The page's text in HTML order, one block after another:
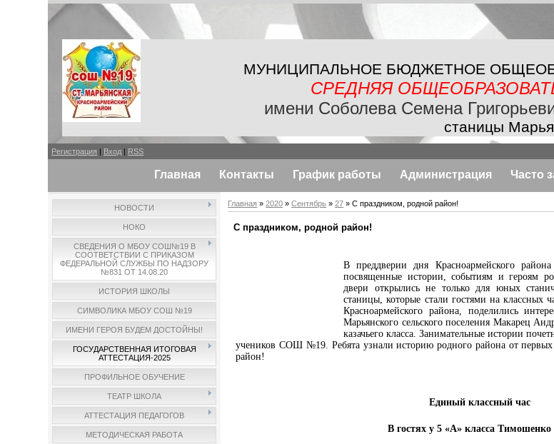
МУНИЦИПАЛЬНОЕ БЮДЖЕТНОЕ
СРЕДНЯЯ
имени Соболева Семена
станицы
Регистрация | Вход | RSS
Главная Контакты График работы Администрация Часто
НОВОСТИ
НОКО
СВЕДЕНИЯ О МБОУ СОШ№19 В
СООТВЕТСТВИИ С ПРИКАЗОМ
ФЕДЕРАЛЬНОЙ СЛУЖБЫ ПО НАДЗОРУ
№831 ОТ 14.08.20
ИСТОРИЯ ШКОЛЫ
СИМВОЛИКА МБОУ СОШ №19
ИМЕНИ ГЕРОЯ БУДЕМ ДОСТОЙНЫ!
ГОСУДАРСТВЕННАЯ ИТОГОВАЯ
АТТЕСТАЦИЯ-2025
ПРОФИЛЬНОЕ ОБУЧЕНИЕ
ТЕАТР ШКОЛА
АТТЕСТАЦИЯ ПЕДАГОГОВ
МЕТОДИЧЕСКАЯ РАБОТА
Главная »2020 » Сентябрь » 27 » С праздником, родной район!
С праздником, родной район!
В преддверии дня Красноармейского
посвященные истории, событиям и героям
двери открылись не только для юных
станицы, которые стали гостями на классных
Красноармейского района, поделились
Марьянского сельского поселения Макарец
казачьего класса. Занимательные истории
учеников СОШ №19. Ребята узнали историю родного района от
район!
Единый классный час
В гостях у 5 «А» класса Тимошенко